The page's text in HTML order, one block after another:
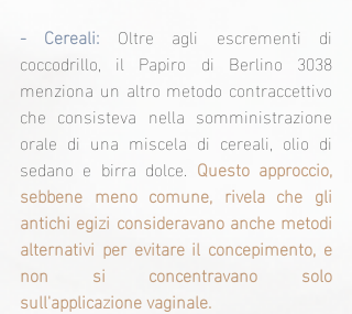
- Cereali: Oltre agli escrementi di
coccodrillo, il Papiro di Berlino 3038
menziona un altro metodo contraccettivo
che consisteva nella somministrazione
orale di una miscela di cereali, olio di
sedano e birra dolce. Questo approccio,
sebbene meno comune, rivela che gli
antichi egizi consideravano anche metodi
alternativi per evitare il concepimento, e
non si concentravano solo
sull'applicazione vaginale.